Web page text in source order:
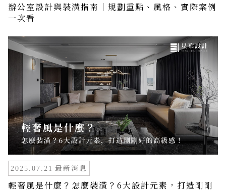
辦公室設計與裝潢指南｜規劃重點、風格、實際案例
一次看
2025.07.21 最新消息
輕奢風是什麼？怎麼裝潢？6大設計元素，打造剛剛